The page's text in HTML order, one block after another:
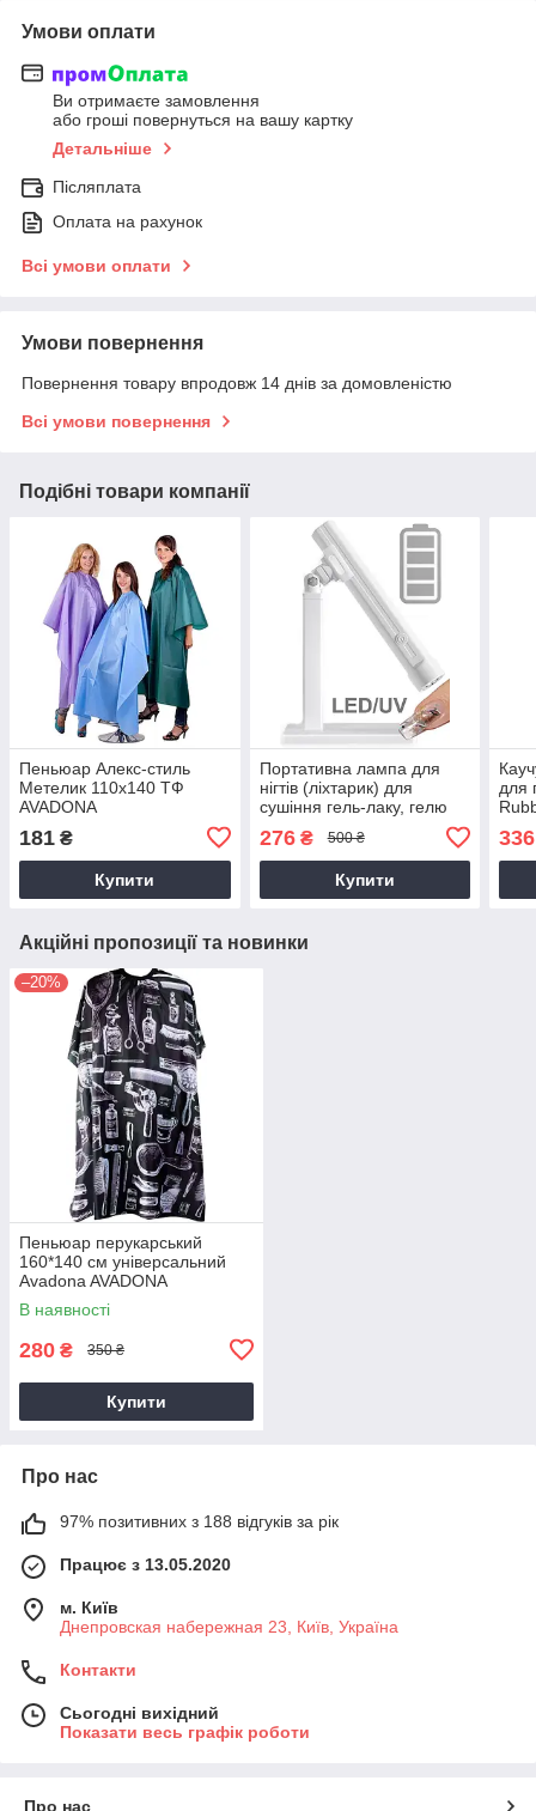
Умови оплати
Ви отримаєте замовлення
або гроші повернуться на вашу картку
Детальніше
Післяплата
Оплата на рахунок
Всі умови оплати
Умови повернення
Повернення товару впродовж 14 днів за домовленістю
Всі умови повернення
Подібні товари компанії
Пеньюар Алекс-стиль
Метелик 110х140 ТФ
AVADONA
181 ₴
Купити
Портативна лампа для
нігтів (ліхтарик) для
сушіння гель-лаку, гелю
акумулятором із
підставкою
276₴ 500 ₴
Купити
для
336
Акційні пропозиції та новинки
–20%
Пеньюар перукарський
160*140 см універсальний
Avadona AVADONA
В наявності
280 ₴ 350 ₴
Купити
Про нас
97% позитивних з 188 відгуків за рік
Працює з 13.05.2020
м. Київ
Днепровская набережная 23, Київ, Україна
Контакти
Сьогодні вихідний
Показати весь графік роботи
Про нас